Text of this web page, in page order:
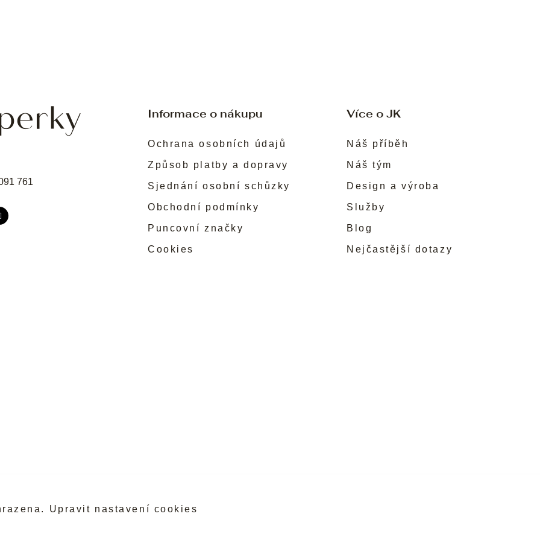
Informace o nákupu
Ochrana osobních údajů
Způsob platby a dopravy
Sjednání osobní schůzky
Obchodní podmínky
Puncovní značky
Cookies
Více o JK
Náš příběh
Náš tým
Design a výroba
Služby
Blog
Nejčastější dotazy
761
Upravit nastavení cookies